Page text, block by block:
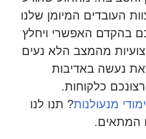
העובדים המיומן שלנו
בהקדם האפשרי ויחלץ
מהמצב הלא נעים
נעשה באדיבות
כלקוחות.
מנעולנות? תנו לנו
המתאים.